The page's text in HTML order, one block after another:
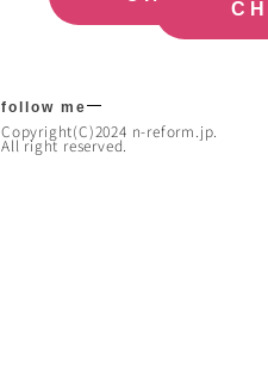
follow me
Copyright(C)2024 n-reform.jp.
All right reserved.